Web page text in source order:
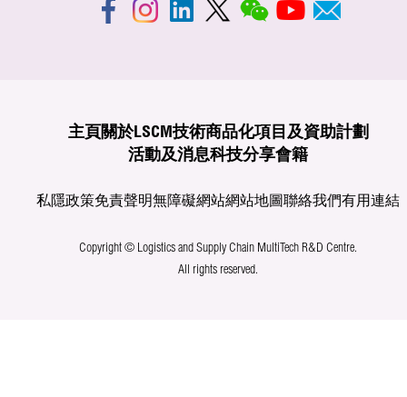
主頁 關於LSCM技術商品化項目及資助計劃
活動及消息科技分享會籍
私隱政策免責聲明無障礙網站網站地圖聯絡我們有用連結
Copyright © Logistics and Supply Chain MultiTech R&D Centre.
All rights reserved.